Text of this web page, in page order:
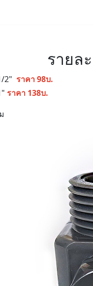
รายล
2" ราคา 98บ.
ราคา 138บ.